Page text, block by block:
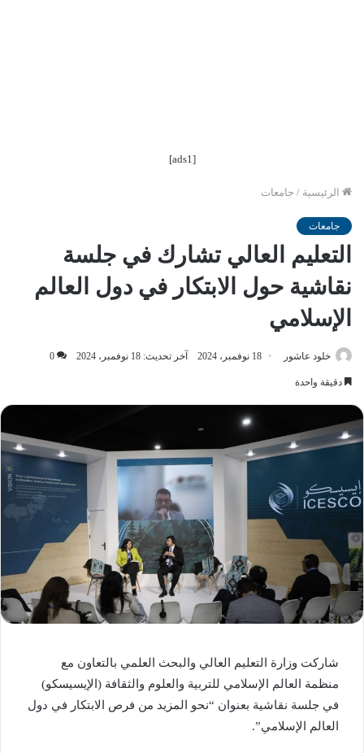
[ads1]
الرئيسية / جامعات
جامعات
التعليم العالي تشارك في جلسة
نقاشية حول الابتكار في دول العالم
الإسلامي
خلود عاشور 18 نوفمبر، 2024 آخر تحديث: 18 نوفمبر، 2024 0
دقيقة واحدة
شاركت وزارة التعليم العالي والبحث العلمي بالتعاون مع
منظمة العالم الإسلامي للتربية والعلوم والثقافة (الإيسيسكو)
في جلسة نقاشية بعنوان “نحو المزيد من فرص الابتكار في دول
العالم الإسلامي”.